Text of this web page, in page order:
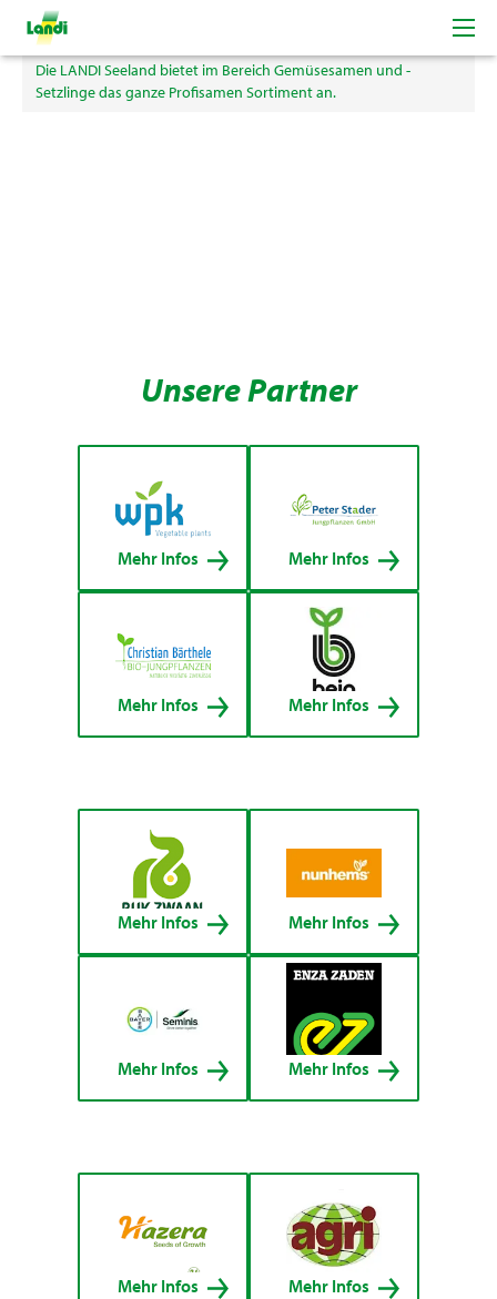
Samen & Setzlinge
Die LANDI Seeland bietet im Bereich Gemüsesamen und -
Setzlinge das ganze Profisamen Sortiment an.
Unsere Partner
Mehr Infos Mehr Infos
Mehr Infos Mehr Infos
Mehr Infos Mehr Infos
Mehr Infos Mehr Infos
Mehr Infos Mehr Infos